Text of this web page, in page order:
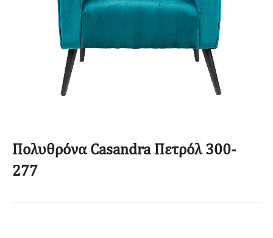
Πολυθρόνα Casandra Πετρόλ 300-
277